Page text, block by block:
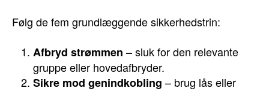
Følg de fem grundlæggende sikkerhedstrin:
Afbryd strømmen – sluk for den relevante
gruppe eller hovedafbryder.
Sikre mod genindkobling – brug lås eller